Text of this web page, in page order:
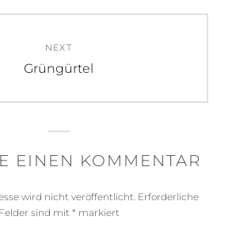
NEXT
Next
Grüngürtel
EINEN KOMMENTAR
wird nicht veröffentlicht. Erforderliche
Felder sind mit * markiert